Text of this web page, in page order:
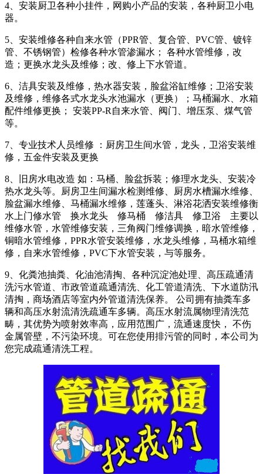
4、安装厨卫各种小挂件，网购小产品的安装，各种厨卫小电
器。
5、安装维修各种自来水管（PPR管、复合管、PVC管、镀锌
管、不锈钢管）检修各种水管渗漏水； 各种水管维修，改
造；更换水龙头及维修；改、修上下水管道。
6、洁具安装及维修，热水器安装，脸盆浴缸维修；卫浴安装
及维修，维修各式水龙头水池漏水（更换）；马桶漏水、水箱
配件维修更换； 安装PP-R自来水管、阀门、增压泵、煤气管
等。
7、专业技术人员维修 ：厨房卫生间水管，龙头，卫浴安装维
修，五金件安装及更换
8、旧房水电改造 如：马桶、脸盆拆装；修理水龙头、安装冷
热水龙头等。厨房卫生间漏水检测维修、厨房水槽漏水维修、
脸盆漏水维修、马桶漏水维修，莲蓬头、淋浴花洒安装维修衡
水上门修水管 换水龙头 修马桶 修洁具 修卫浴 主要以
维修水管，水管维修安装，三角阀门维修调换，暗水管维修，
铜暗水管维修，PPR水管安装维修，水龙头维修，马桶水箱维
修，自来水管维修，PVC下水管安装，与等服务。
9、化粪池抽粪、化油池清掏、各种沉淀池处理、高压疏通清
洗污水管道、市政管道疏通清洗、化工管道清洗、下水道防汛
清掏，商场酒店等室内外管道清洗保养。 公司拥有抽粪车多
辆和高压水射流清洗疏通车多辆。高压水射流属物理清洗范
畴，其优势为喷射效率高，应用范围广，流通速度快， 不伤
金属管壁，不污染环境。可在您使用排污管的同时，本公司为
您完成疏通清洗工程。